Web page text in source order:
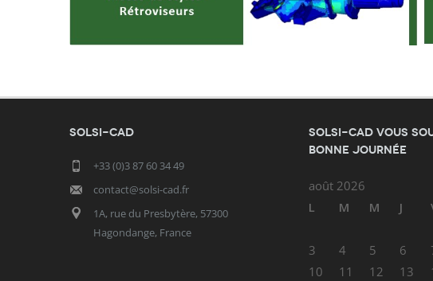
SOLSI-CAD
+33 (0)3 87 60 34 49
contact@solsi-cad.fr
1A, rue du Presbytère, 57300
Hagondange, France
SOLSI-CAD vous
bonne journée
août 2026
L
M M J
3
4 5 6
10
11 12 13